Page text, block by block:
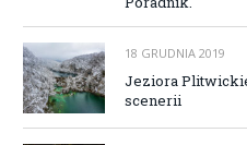
18 GRUDNIA 2019
Jeziora
scenerii